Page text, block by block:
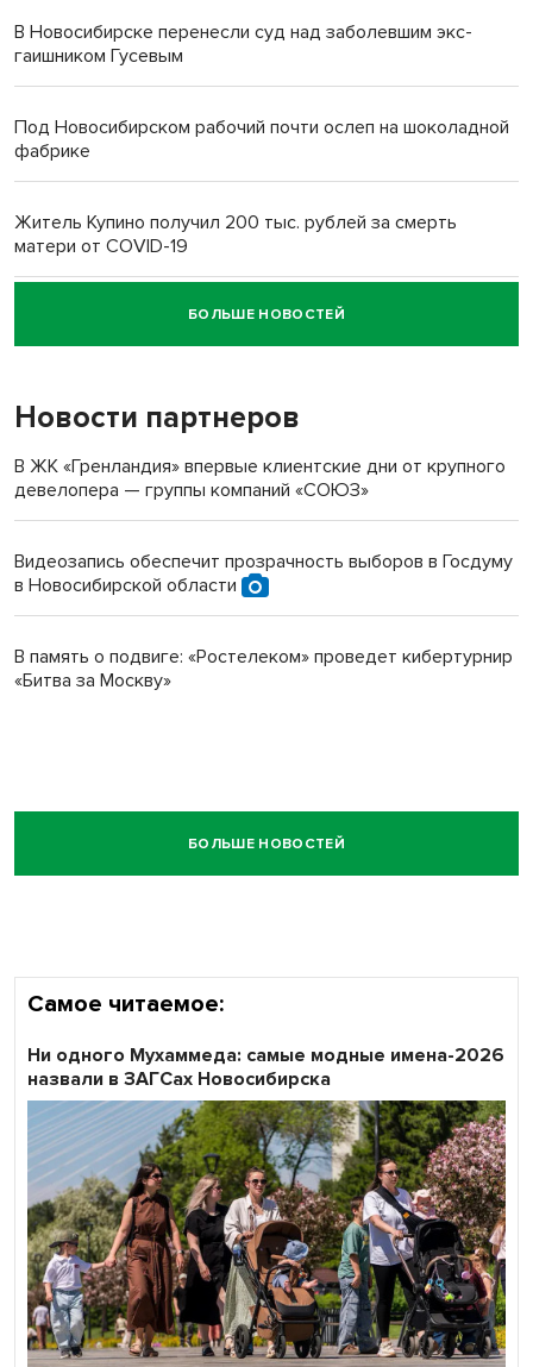
В Новосибирске перенесли суд над заболевшим экс-
гаишником Гусевым
Под Новосибирском рабочий почти ослеп на шоколадной
фабрике
Житель Купино получил 200 тыс. рублей за смерть
матери от COVID-19
Новосибирский суд наказал водителя за смерть
пенсионерки на вокзале
БОЛЬШЕ НОВОСТЕЙ
Новости партнеров
В ЖК «Гренландия» впервые клиентские дни от крупного
девелопера — группы компаний «СОЮЗ»
Видеозапись обеспечит прозрачность выборов в Госдуму
в Новосибирской области
В память о подвиге: «Ростелеком» проведет кибертурнир
«Битва за Москву»
БОЛЬШЕ НОВОСТЕЙ
Самое читаемое:
Ни одного Мухаммеда: самые модные имена-2026
назвали в ЗАГСах Новосибирска